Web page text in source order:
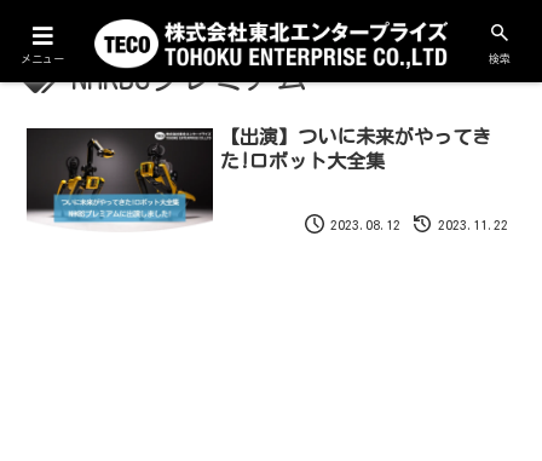
NHKBSプレミアム
【出演】ついに未来がやってき
た!ロボット大全集
2023.08.12 2023.11.22
メニュー 検索